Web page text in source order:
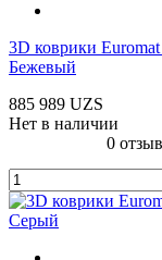
3D коврики
Бежевый
885 989 UZS
Нет в наличии
0